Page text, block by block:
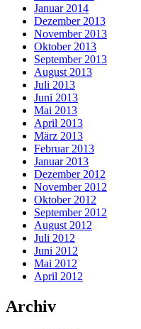
Januar 2014
Dezember 2013
November 2013
Oktober 2013
September 2013
August 2013
Juli 2013
Juni 2013
Mai 2013
April 2013
März 2013
Februar 2013
Januar 2013
Dezember 2012
November 2012
Oktober 2012
September 2012
August 2012
Juli 2012
Juni 2012
Mai 2012
April 2012
Archiv